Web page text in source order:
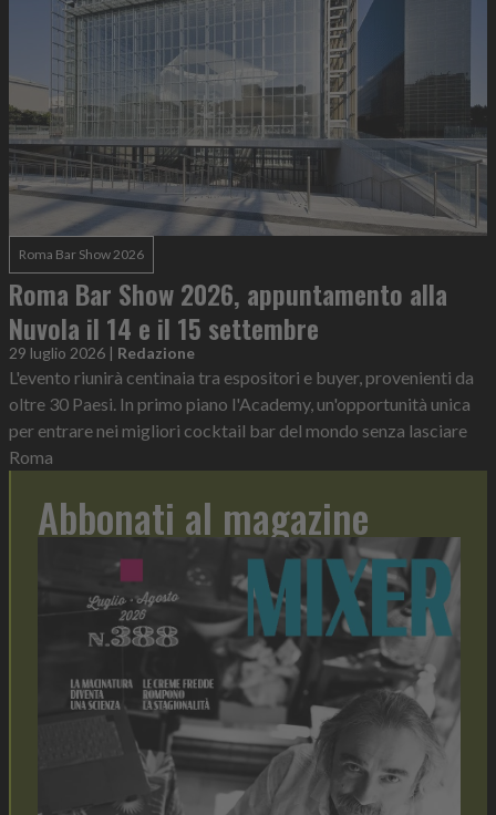
Roma Bar Show 2026
Roma Bar Show 2026, appuntamento alla
Nuvola il 14 e il 15 settembre
29 luglio 2026 | Redazione
L'evento riunirà centinaia tra espositori e buyer, provenienti da
oltre 30 Paesi. In primo piano l'Academy, un'opportunità unica
per entrare nei migliori cocktail bar del mondo senza lasciare
Roma
Abbonati al magazine